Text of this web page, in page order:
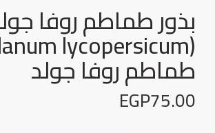
طماطم روفا جولد
EGP75.00